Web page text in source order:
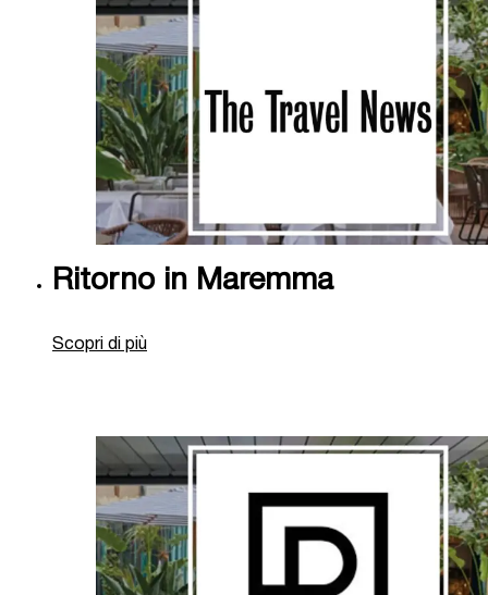
Ritorno in Maremma
Scopri di più